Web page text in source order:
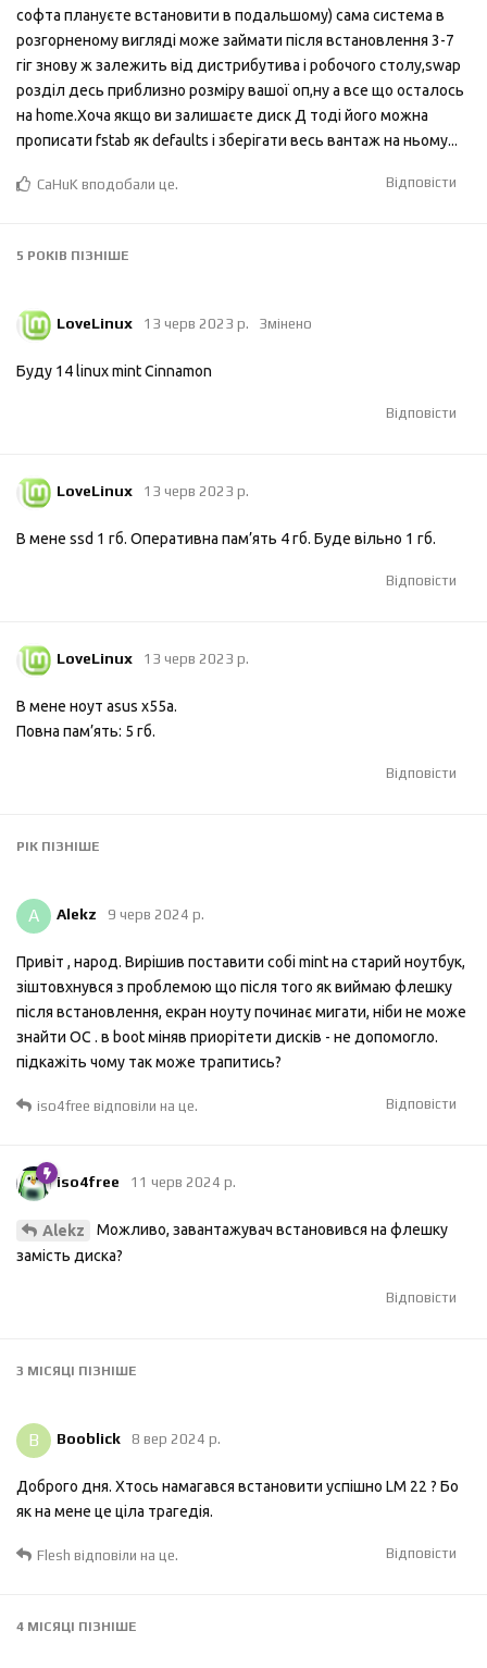
софта плануєте встановити в подальшому) сама система в
розгорненому вигляді може займати після встановлення 3-7
гіг знову ж залежить від дистрибутива і робочого столу,swap
розділ десь приблизно розміру вашої оп,ну а все що осталось
на home.Хоча якщо ви залишаєте диск Д тоді його можна
прописати fstab як defaults і зберігати весь вантаж на ньому...
Відповісти
CaHuK вподобали це.
5 РОКІВ ПІЗНІШЕ
LoveLinux 13 черв 2023 р. Змінено
Буду 14 linux mint Cinnamon
Відповісти
LoveLinux 13 черв 2023 р.
В мене ssd 1 гб. Оперативна пам’ять 4 гб. Буде вільно 1 гб.
Відповісти
LoveLinux 13 черв 2023 р.
В мене ноут asus x55a.
Повна пам’ять: 5 гб.
Відповісти
РІК ПІЗНІШЕ
A Alekz 9 черв 2024 р.
Привіт , народ. Вирішив поставити собі mint на старий ноутбук,
зіштовхнувся з проблемою що після того як виймаю флешку
після встановлення, екран ноуту починає мигати, ніби не може
знайти ОС . в boot міняв приорітети дисків - не допомогло.
підкажіть чому так може трапитись?
Відповісти
iso4free відповіли на це.
iso4free 11 черв 2024 р.
Alekz
Можливо, завантажувач встановився на флешку
замість диска?
Відповісти
3 МІСЯЦІ ПІЗНІШЕ
B Booblick 8 вер 2024 р.
Доброго дня. Хтось намагався встановити успішно LM 22 ? Бо
як на мене це ціла трагедія.
Відповісти
Flesh відповіли на це.
4 МІСЯЦІ ПІЗНІШЕ